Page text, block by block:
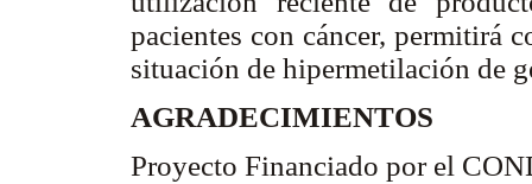
pacientes con cáncer, permitirá
situación de hipermetilación de
AGRADECIMIENTOS
Proyecto Financiado por el